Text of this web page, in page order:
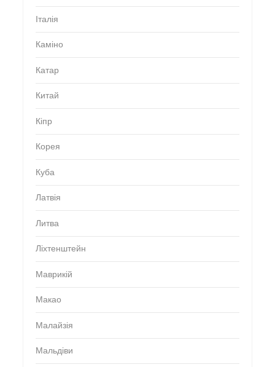
Італія
Каміно
Катар
Китай
Кіпр
Корея
Куба
Латвія
Литва
Ліхтенштейн
Маврикій
Макао
Малайзія
Мальдіви